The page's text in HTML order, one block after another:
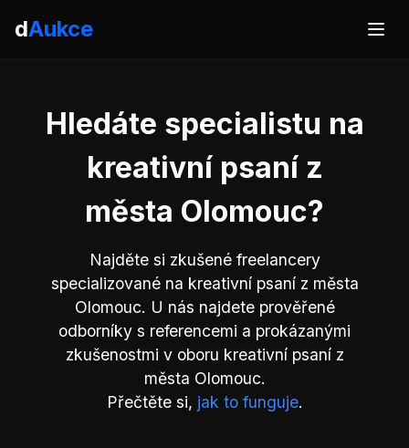
dAukce
Hledáte specialistu na
kreativní psaní z
města Olomouc?
Najděte si zkušené freelancery
specializované na kreativní psaní z města
Olomouc. U nás najdete prověřené
odborníky s referencemi a prokázanými
zkušenostmi v oboru kreativní psaní z
města Olomouc.
Přečtěte si, jak to funguje.